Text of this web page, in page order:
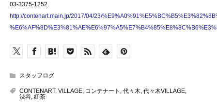
03-3375-1252
http://contenart.main.jp/2017/04/23/
スタッフログ
CONTENART, VILLAGE コンテナート 代々木 代々木VILLAGE
渋谷 紅茶